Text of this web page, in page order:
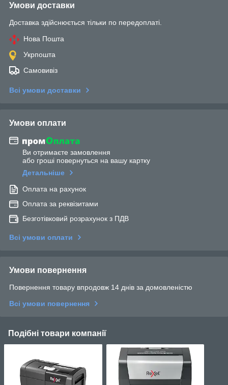
Умови доставки
Доставка здійснюється тільки по передоплаті.
Нова Пошта
Укрпошта
Самовивіз
Всі умови доставки
Умови оплати
Ви отримаєте замовлення
або гроші повернуться на вашу картку
Детальніше
Оплата на рахунок
Оплата за реквізитами
Безготівковий розрахунок з ПДВ
Всі умови оплати
Умови повернення
Повернення товару впродовж 14 днів за домовленістю
Всі умови повернення
Подібні товари компанії